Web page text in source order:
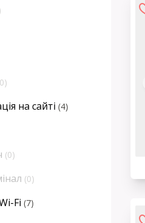
0)
на сайті (4)
(0)
(0)
Fi (7)